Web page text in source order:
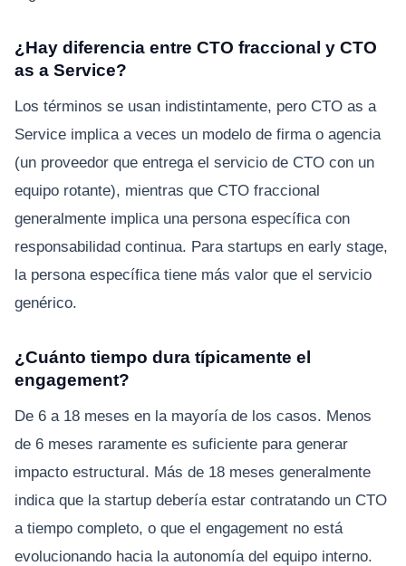
¿Hay diferencia entre CTO fraccional y CTO
as a Service?
Los términos se usan indistintamente, pero CTO as a
Service implica a veces un modelo de firma o agencia
(un proveedor que entrega el servicio de CTO con un
equipo rotante), mientras que CTO fraccional
generalmente implica una persona específica con
responsabilidad continua. Para startups en early stage,
la persona específica tiene más valor que el servicio
genérico.
¿Cuánto tiempo dura típicamente el
engagement?
De 6 a 18 meses en la mayoría de los casos. Menos
de 6 meses raramente es suficiente para generar
impacto estructural. Más de 18 meses generalmente
indica que la startup debería estar contratando un CTO
a tiempo completo, o que el engagement no está
evolucionando hacia la autonomía del equipo interno.